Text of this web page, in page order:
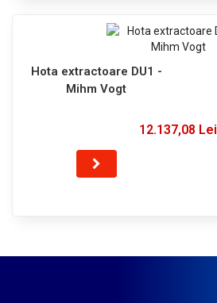
Hota extractoare DU1 -
Mihm Vogt
12.137,08 Lei